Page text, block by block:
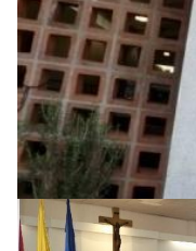
Medellín